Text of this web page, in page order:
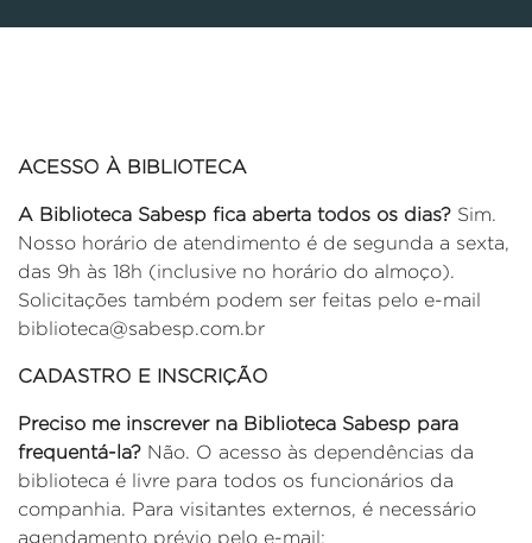
ACESSO À BIBLIOTECA
A Biblioteca Sabesp fica aberta todos os dias? Sim.
Nosso horário de atendimento é de segunda a sexta,
das 9h às 18h (inclusive no horário do almoço).
Solicitações também podem ser feitas pelo e-mail
biblioteca@sabesp.com.br
CADASTRO E INSCRIÇÃO
Preciso me inscrever na Biblioteca Sabesp para
frequentá-la? Não. O acesso às dependências da
biblioteca é livre para todos os funcionários da
companhia. Para visitantes externos, é necessário
agendamento prévio pelo e-mail: